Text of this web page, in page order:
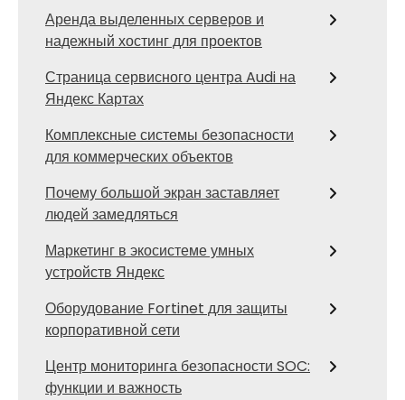
Аренда выделенных серверов и
надежный хостинг для проектов
Страница сервисного центра Audi на
Яндекс Картах
Комплексные системы безопасности
для коммерческих объектов
Почему большой экран заставляет
людей замедляться
Маркетинг в экосистеме умных
устройств Яндекс
Оборудование Fortinet для защиты
корпоративной сети
Центр мониторинга безопасности SOC:
функции и важность